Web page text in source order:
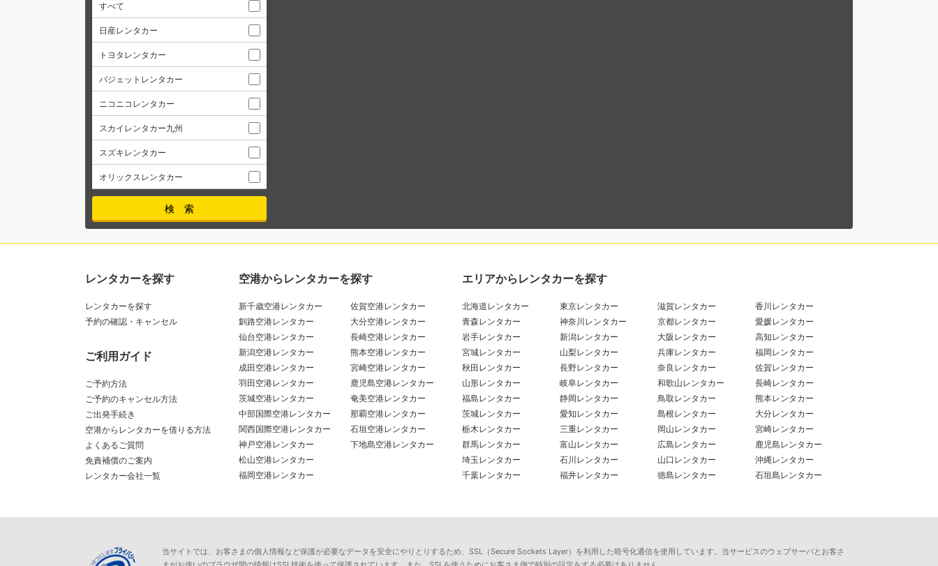
すべて
日産レンタカー
トヨタレンタカー
バジェットレンタカー
ニコニコレンタカー
スカイレンタカー九州
スズキレンタカー
オリックスレンタカー
レンタカーを探す
レンタカーを探す
予約の確認・キャンセル
ご利用ガイド
ご予約方法
ご予約のキャンセル方法
ご出発手続き
空港からレンタカーを借りる方法
よくあるご質問
免責補償のご案内
レンタカー会社一覧
空港からレンタカーを探す
新千歳空港レンタカー
釧路空港レンタカー
仙台空港レンタカー
新潟空港レンタカー
成田空港レンタカー
羽田空港レンタカー
茨城空港レンタカー
中部国際空港レンタカー
関西国際空港レンタカー
神戸空港レンタカー
松山空港レンタカー
福岡空港レンタカー
佐賀空港レンタカー
大分空港レンタカー
長崎空港レンタカー
熊本空港レンタカー
宮崎空港レンタカー
鹿児島空港レンタカー
奄美空港レンタカー
那覇空港レンタカー
石垣空港レンタカー
下地島空港レンタカー
エリアからレンタカーを探す
北海道レンタカー
青森レンタカー
岩手レンタカー
宮城レンタカー
秋田レンタカー
山形レンタカー
福島レンタカー
茨城レンタカー
栃木レンタカー
群馬レンタカー
埼玉レンタカー
千葉レンタカー
東京レンタカー
神奈川レンタカー
新潟レンタカー
山梨レンタカー
長野レンタカー
岐阜レンタカー
静岡レンタカー
愛知レンタカー
三重レンタカー
富山レンタカー
石川レンタカー
福井レンタカー
滋賀レンタカー
京都レンタカー
大阪レンタカー
兵庫レンタカー
奈良レンタカー
和歌山レンタカー
鳥取レンタカー
島根レンタカー
岡山レンタカー
広島レンタカー
山口レンタカー
徳島レンタカー
香川レンタカー
愛媛レンタカー
高知レンタカー
福岡レンタカー
佐賀レンタカー
長崎レンタカー
熊本レンタカー
大分レンタカー
宮崎レンタカー
鹿児島レンタカー
沖縄レンタカー
石垣島レンタカー
当サイトでは、お客さまの個人情報など保護が必要なデータを安全にやりとりするため、SSL（Secure Sockets Layer）を利用した暗号化通信を使用しています。当サービスのウェブサーバとお客さ